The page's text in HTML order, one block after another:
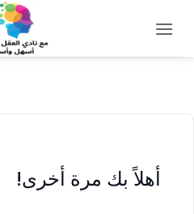
أهلاً بك مرة أخرى!